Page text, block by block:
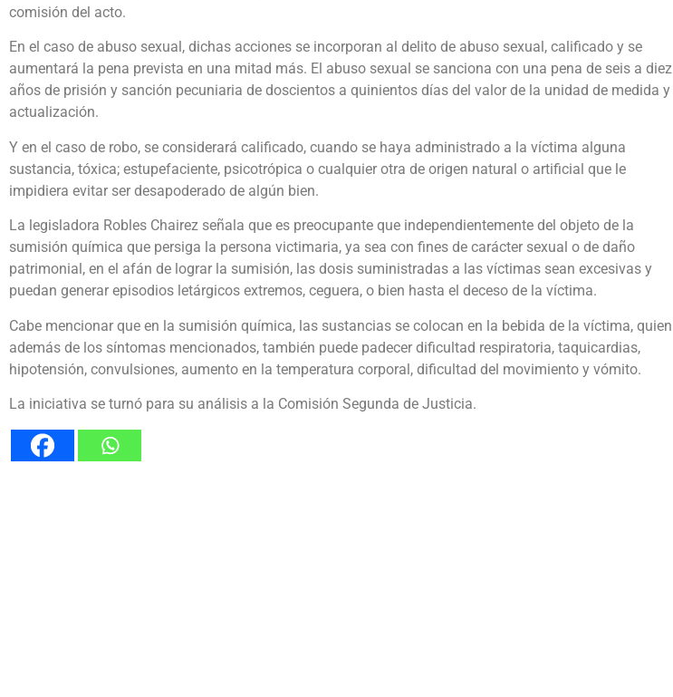
comisión del acto.
En el caso de abuso sexual, dichas acciones se incorporan al delito de abuso sexual, calificado y se
aumentará la pena prevista en una mitad más. El abuso sexual se sanciona con una pena de seis a diez
años de prisión y sanción pecuniaria de doscientos a quinientos días del valor de la unidad de medida y
actualización.
Y en el caso de robo, se considerará calificado, cuando se haya administrado a la víctima alguna
sustancia, tóxica; estupefaciente, psicotrópica o cualquier otra de origen natural o artificial que le
impidiera evitar ser desapoderado de algún bien.
La legisladora Robles Chairez señala que es preocupante que independientemente del objeto de la
sumisión química que persiga la persona victimaria, ya sea con fines de carácter sexual o de daño
patrimonial, en el afán de lograr la sumisión, las dosis suministradas a las víctimas sean excesivas y
puedan generar episodios letárgicos extremos, ceguera, o bien hasta el deceso de la víctima.
Cabe mencionar que en la sumisión química, las sustancias se colocan en la bebida de la víctima, quien
además de los síntomas mencionados, también puede padecer dificultad respiratoria, taquicardias,
hipotensión, convulsiones, aumento en la temperatura corporal, dificultad del movimiento y vómito.
La iniciativa se turnó para su análisis a la Comisión Segunda de Justicia.